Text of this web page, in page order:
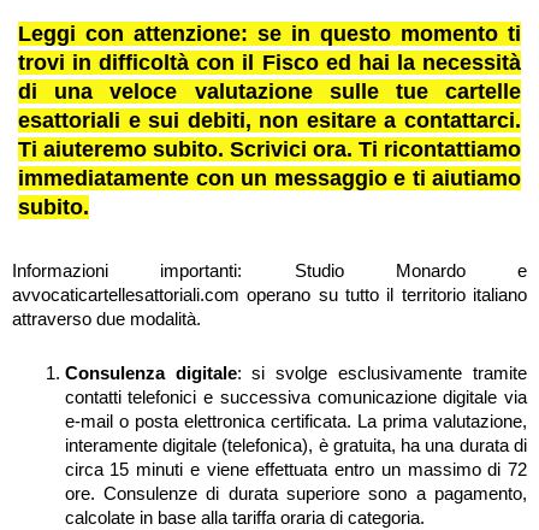
Leggi con attenzione: se in questo momento ti
trovi in difficoltà con il Fisco ed hai la necessità
di una veloce valutazione sulle tue cartelle
esattoriali e sui debiti, non esitare a contattarci.
Ti aiuteremo subito. Scrivici ora. Ti ricontattiamo
immediatamente con un messaggio e ti aiutiamo
subito.
Informazioni importanti: Studio Monardo e
avvocaticartellesattoriali.com operano su tutto il territorio italiano
attraverso due modalità.
Consulenza digitale: si svolge esclusivamente tramite
contatti telefonici e successiva comunicazione digitale via
e-mail o posta elettronica certificata. La prima valutazione,
interamente digitale (telefonica), è gratuita, ha una durata di
circa 15 minuti e viene effettuata entro un massimo di 72
ore. Consulenze di durata superiore sono a pagamento,
calcolate in base alla tariffa oraria di categoria.